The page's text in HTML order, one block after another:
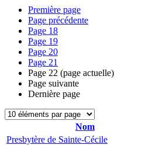
Première page
Page précédente
Page 18
Page 19
Page 20
Page 21
Page 22 (page actuelle)
Page suivante
Dernière page
Nom
Presbytère de Sainte-Cécile